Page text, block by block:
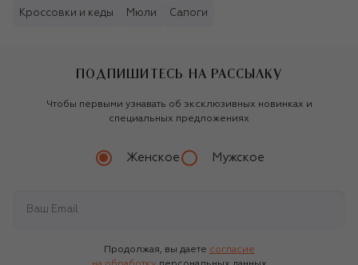
Кроссовки и кеды Мюли Сапоги
ПОДПИШИТЕСЬ НА РАССЫЛКУ
Чтобы первыми узнавать об эксклюзивных новинках и
специальных предложениях
Женское Мужское
Продолжая, вы даете согласие